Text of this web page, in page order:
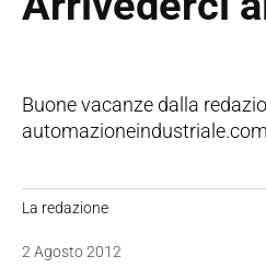
Buone vacanze dalla
automazioneindustriale.com
La redazione
2 Agosto 2012